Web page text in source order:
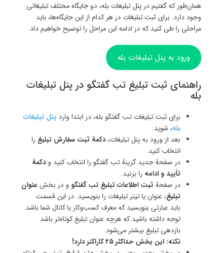
همان‌طور که گفتیم در پنل تبلیغات بله، دو جایگاه مختلف تبلیغاتی
وجود دارد. برای ثبت تبلیغات در هر کدام از این جایگاه‌ها، باید
مراحلی را طی کنید که در ادامه این مراحل را توضیح خواهیم داد.
ورود به پنل تبلیغات بله
راهنمای ثبت تبلیغ تب گفتگو در پنل تبلیغات
بله
برای ثبت تبلیغات تب گفتگو بله، در ابتدا وارد پنل تبلیغات
بله، شوید.
بعد از ورود به پنل تبلیغات،دکمهٔ ثبت سفارش تبلیغ را
انتخاب کنید.
در صفحهٔ جدید گزینهٔ تب گفتگو را انتخاب کنید و دکمهٔ
تأیید و ادامه را بزنید.
در صفحهٔ ثبت اطلاعات تبلیغ تب گفتگو و در بخشعنوان
تبلیغ، عنوان یا تیتر تبلیغات را بنویسید. در این قسمت
باید عبارتی بنویسید که معرف کسب‌و‌کار یا کانال شما باشد.
توجه داشته باشید که هرچه عنوان تبلیغ کوتاه‌تر باشد
بازدهی تبلیغ بیشتر می‌شود.
نکته: این بخش حداکثر ۲۵ کاراکتر دارد!